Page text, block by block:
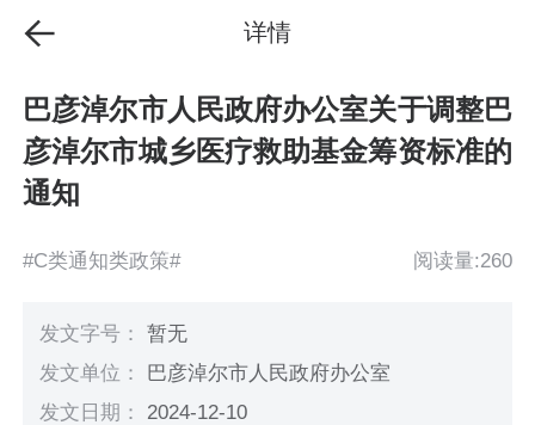
详情
巴彦淖尔市人民政府办公室关于调整巴
彦淖尔市城乡医疗救助基金筹资标准的
通知
#C类通知类政策# 阅读量:260
发文字号：暂无
发文单位： 巴彦淖尔市人民政府办公室
发文日期： 2024-12-10